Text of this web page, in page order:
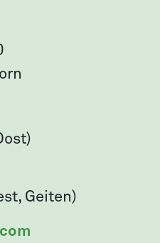
Geiten)